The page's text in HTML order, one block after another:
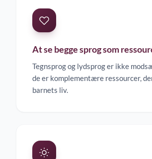
At se begge sprog som
Tegnsprog og lydsprog er ikke
de er komplementære ressourcer,
barnets liv.